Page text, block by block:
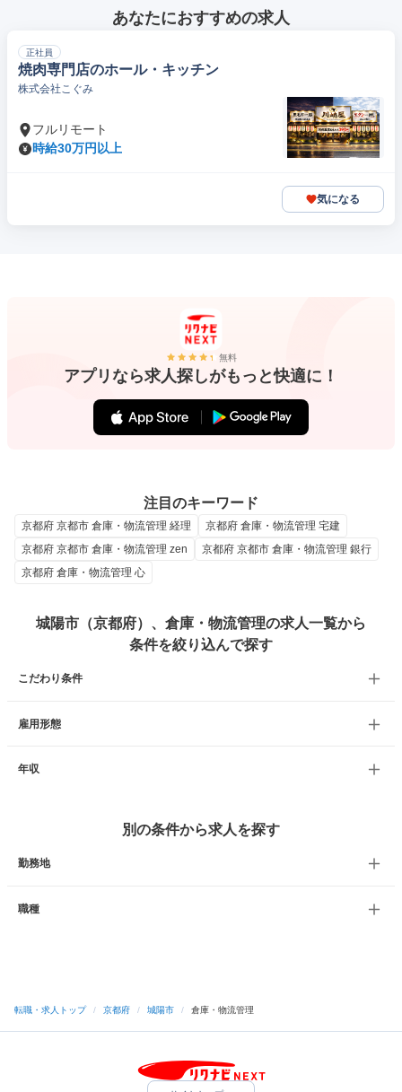
あなたにおすすめの求人
正社員
焼肉専門店のホール・キッチン
株式会社こぐみ
フルリモート
時給30万円以上
気になる
無料
アプリなら求人探しがもっと快適に！
注目のキーワード
京都府 京都市 倉庫・物流管理 経理
京都府 倉庫・物流管理 宅建
京都府 京都市 倉庫・物流管理 zen
京都府 京都市 倉庫・物流管理 銀行
京都府 倉庫・物流管理 心
城陽市（京都府）、倉庫・物流管理の求人一覧から
条件を絞り込んで探す
こだわり条件
雇用形態
年収
別の条件から求人を探す
勤務地
職種
転職・求人トップ / 京都府 / 城陽市 / 倉庫・物流管理